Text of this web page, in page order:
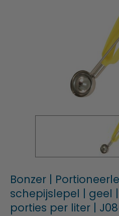
Bonzer |
schepijslepel | geel
porties per liter |